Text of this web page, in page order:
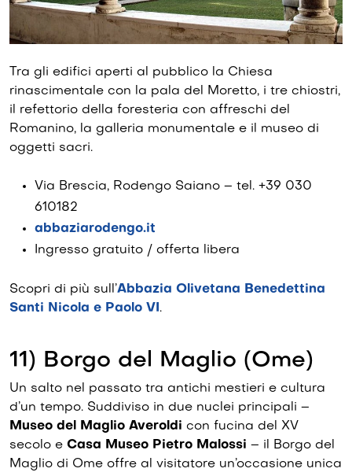
Tra gli edifici aperti al pubblico la Chiesa
rinascimentale con la pala del Moretto, i tre chiostri,
il refettorio della foresteria con affreschi del
Romanino, la galleria monumentale e il museo di
oggetti sacri.
Via Brescia, Rodengo Saiano – tel. +39 030
610182
abbaziarodengo.it
Ingresso gratuito / offerta libera
Scopri di più sull’Abbazia Olivetana Benedettina
Santi Nicola e Paolo VI.
11) Borgo del Maglio (Ome)
Un salto nel passato tra antichi mestieri e cultura
d’un tempo. Suddiviso in due nuclei principali –
Museo del Maglio Averoldi con fucina del XV
secolo e Casa Museo Pietro Malossi – il Borgo del
Maglio di Ome offre al visitatore un’occasione unica